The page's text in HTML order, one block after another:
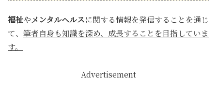
福祉やメンタルヘルスに関する情報を発信することを通じ
て、 筆者自身も知識を深め、成長することを目指していま
す。
Advertisement